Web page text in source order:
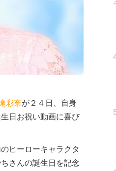
彩奈が２４日、自身
日お祝い動画に喜び
ヒーローキャラクタ
さんの誕生日を記念